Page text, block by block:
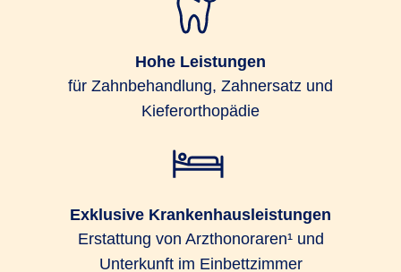
Hohe Leistungen
für Zahnbehandlung, Zahnersatz und
Kieferorthopädie
Exklusive Krankenhausleistungen
Erstattung von Arzthonoraren¹ und
Unterkunft im Einbettzimmer